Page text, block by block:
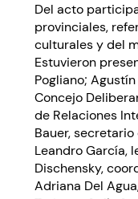
Del acto
provinciales,
culturales y del
Estuvieron
Pogliano;
Concejo
de Relaciones
Bauer,
Leandro García,
Dischensky,
Adriana Del